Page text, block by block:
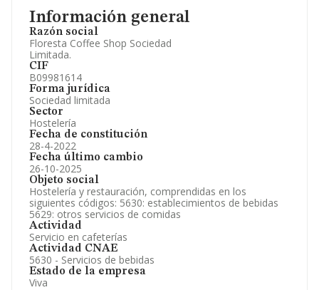
Información general
Razón social
Floresta Coffee Shop Sociedad
Limitada.
CIF
B09981614
Forma jurídica
Sociedad limitada
Sector
Hostelería
Fecha de constitución
28-4-2022
Fecha último cambio
26-10-2025
Objeto social
Hostelería y restauración, comprendidas en los
siguientes códigos: 5630: establecimientos de bebidas
5629: otros servicios de comidas
Actividad
Servicio en cafeterías
Actividad CNAE
5630 - Servicios de bebidas
Estado de la empresa
Viva
Información oficial y registral complementaria.